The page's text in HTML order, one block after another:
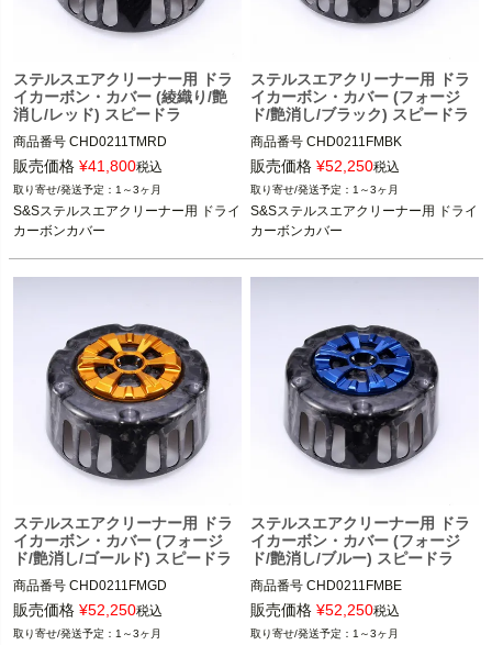
ステルスエアクリーナー用 ドラ
イカーボン・カバー (綾織り/艶
消し/レッド) スピードラ
商品番号 CHD0211TMRD
販売価格 ¥41,800税込
1～3ヶ月
S&Sステルスエアクリーナー用 ドライ
カーボンカバー
ステルスエアクリーナー用 ドラ
イカーボン・カバー (フォージ
ド/艶消し/ブラック) スピードラ
商品番号 CHD0211FMBK
販売価格 ¥52,250税込
1～3ヶ月
S&Sステルスエアクリーナー用 ドライ
カーボンカバー
ステルスエアクリーナー用 ドラ
イカーボン・カバー (フォージ
ド/艶消し/ゴールド) スピードラ
商品番号 CHD0211FMGD
販売価格 ¥52,250税込
1～3ヶ月
ステルスエアクリーナー用 ドラ
イカーボン・カバー (フォージ
ド/艶消し/ブルー) スピードラ
商品番号 CHD0211FMBE
販売価格 ¥52,250税込
1～3ヶ月